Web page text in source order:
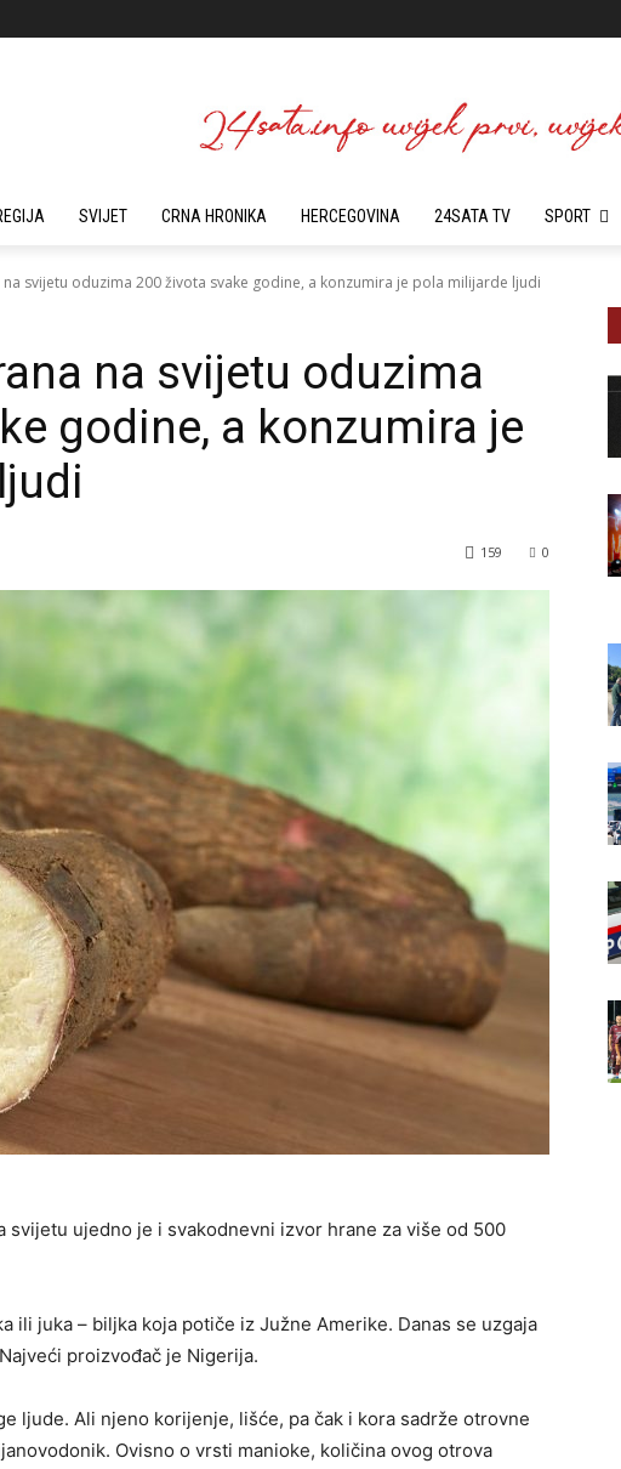
SVIJET CRNA HRONIKA HERCEGOVINA 24SATA TV SPORT
svijetu oduzima 200 života svake godine, a konzumira je pola milijarde ljudi
na svijetu oduzima
godine, a konzumira je
0
159
svijetu ujedno je i svakodnevni izvor hrane za više od 500
ili juka – biljka koja potiče iz Južne Amerike. Danas se uzgaja
proizvođač je Nigerija.
ljude. Ali njeno korijenje, lišće, pa čak i kora sadrže otrovne
Ovisno o vrsti manioke, količina ovog otrova